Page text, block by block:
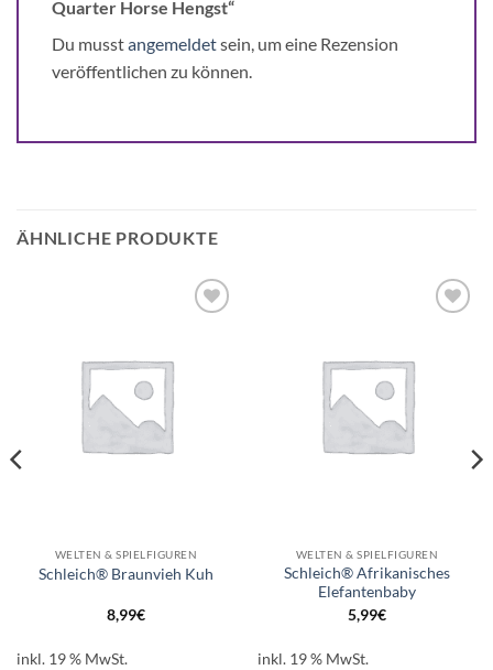
Quarter Horse Hengst“
Du musstangemeldetsein, um eine Rezension
veröffentlichen zu können.
ÄHNLICHE PRODUKTE
WELTEN & SPIELFIGUREN
Schleich® Braunvieh Kuh
8,99€
inkl. 19 % MwSt.
WELTEN & SPIELFIGUREN
Schleich® Afrikanisches
Elefantenbaby
5,99€
inkl. 19 % MwSt.